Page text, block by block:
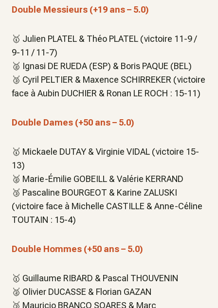
Double Messieurs (+19 ans – 5.0)
🥇 Julien PLATEL & Théo PLATEL (victoire 11-9 /
9-11 / 11-7)
🥈 Ignasi DE RUEDA (ESP) & Boris PAQUE (BEL)
🥉 Cyril PELTIER & Maxence SCHIRREKER (victoire
face à Aubin DUCHIER & Ronan LE ROCH : 15-11)
Double Dames (+50 ans – 5.0)
🥇 Mickaele DUTAY & Virginie VIDAL (victoire 15-
13)
🥈 Marie-Émilie GOBEILL & Valérie KERRAND
🥉 Pascaline BOURGEOT & Karine ZALUSKI
(victoire face à Michelle CASTILLE & Anne-Céline
TOUTAIN : 15-4)
Double Hommes (+50 ans – 5.0)
🥇 Guillaume RIBARD & Pascal THOUVENIN
🥈 Olivier DUCASSE & Florian GAZAN
🥉 Mauricio BRANCO SOARES & Marc